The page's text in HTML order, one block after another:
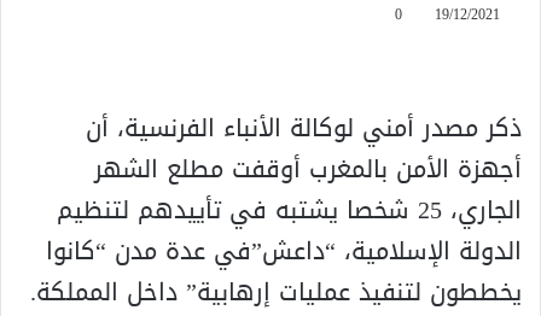
19/12/2021
0
ذكر مصدر أمني لوكالة الأنباء الفرنسية، أن
أجهزة الأمن بالمغرب أوقفت مطلع الشهر
الجاري، 25 شخصا يشتبه في تأييدهم لتنظيم
الدولة الإسلامية، “داعش”في عدة مدن “كانوا
يخططون لتنفيذ عمليات إرهابية” داخل المملكة.